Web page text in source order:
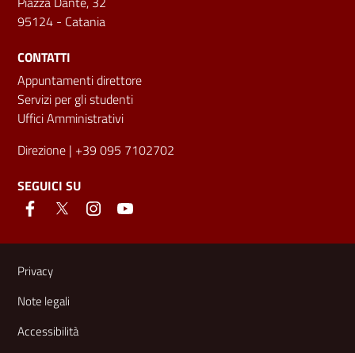
95124 - Catania
CONTATTI
Appuntamenti direttore
Servizi per gli studenti
Uffici Amministrativi
Direzione | +39 095 7102702
SEGUICI SU
Link e informazioni utili
Privacy
Note legali
Accessibilità